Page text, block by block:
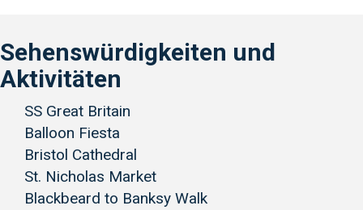
Sehenswürdigkeiten und
Aktivitäten
SS Great Britain
Balloon Fiesta
Bristol Cathedral
St. Nicholas Market
Blackbeard to Banksy Walk